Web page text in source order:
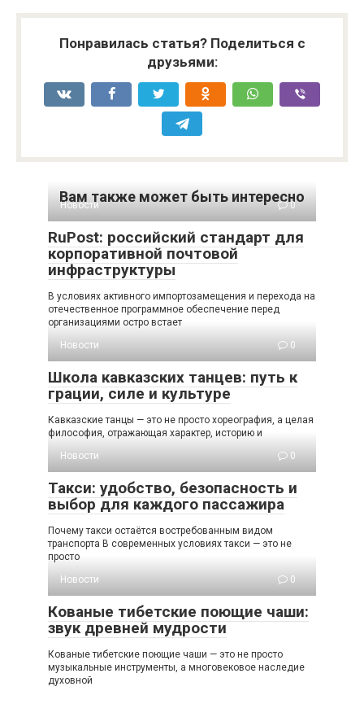
Понравилась статья? Поделиться с
друзьями:
Вам также может быть интересно
Новости 0
RuPost: российский стандарт для
корпоративной почтовой
инфраструктуры
В условиях активного импортозамещения и перехода на
отечественное программное обеспечение перед
организациями остро встает
Новости
0
Школа кавказских танцев: путь к
грации, силе и культуре
Кавказские танцы — это не просто хореография, а целая
философия, отражающая характер, историю и
Новости
0
Такси: удобство, безопасность и
выбор для каждого пассажира
Почему такси остаётся востребованным видом
транспорта В современных условиях такси — это не
просто
Новости
0
Кованые тибетские поющие чаши:
звук древней мудрости
Кованые тибетские поющие чаши — это не просто
музыкальные инструменты, а многовековое наследие
духовной